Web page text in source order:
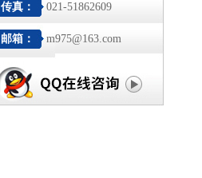
传真： 021-51862609
邮箱： m975@163.com